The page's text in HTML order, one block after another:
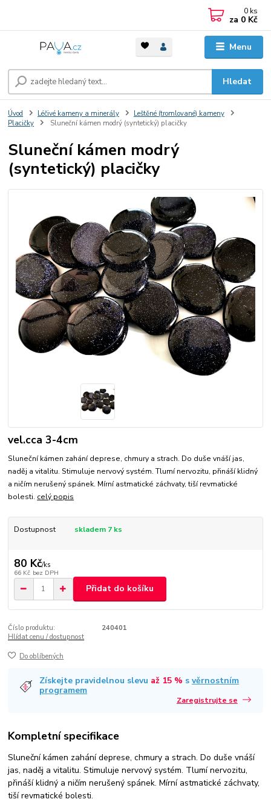
Menu
Hledat
0 ks
za 0 Kč
Úvod Léčivé kameny a minerály
Leštěné (tromlované) kameny
Placičky
Sluneční kámen modrý (syntetický) placičky
Sluneční kámen modrý
(syntetický) placičky
vel.cca 3-4cm
Sluneční kámen zahání deprese, chmury a strach. Do duše vnáší jas,
naděj a vitalitu. Stimuluje nervový systém. Tlumí nervozitu, přináší klidný
a ničím nerušený spánek. Mírní astmatické záchvaty, tiší revmatické
bolesti. celý popis
Dostupnost skladem 7 ks
80 Kč/ks
66 Kč bez DPH
Přidat do košíku
Číslo produktu:
240401
Hlídat cenu / dostupnost
Do oblíbených
Získejte pravidelnou slevu až 15 % svěrnostním
programem
Zaregistrujte se
Kompletní specifikace
Sluneční kámen zahání deprese, chmury a strach. Do duše vnáší
jas, naděj a vitalitu. Stimuluje nervový systém. Tlumí nervozitu,
přináší klidný a ničím nerušený spánek. Mírní astmatické záchvaty,
tiší revmatické bolesti.